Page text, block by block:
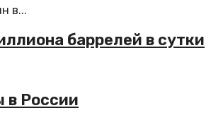
в...
баррелей в сутки
в России